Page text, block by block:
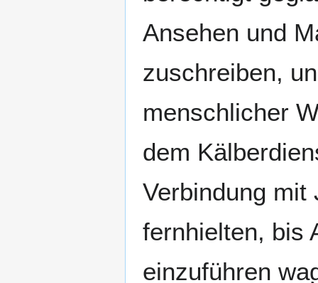
Ansehen und
zuschreiben,
menschlicher
dem
Verbindung mit
fernhielten, bis
einzuführen